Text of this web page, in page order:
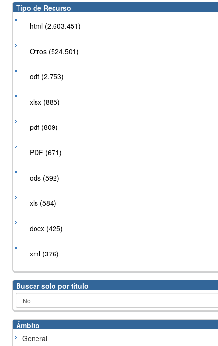
Tipo de Recurso
html (2.603.451)
Otros (524.501)
odt (2.753)
xlsx (885)
pdf (809)
PDF (671)
ods (592)
xls (584)
docx (425)
xml (376)
Buscar solo por título
Ámbito
General